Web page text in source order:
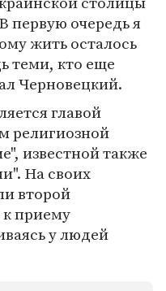
первую очередь я
жить осталось
теми, кто еще
Черновецкий.
главой
религиозной
известной также
На своих
второй
приему
у людей